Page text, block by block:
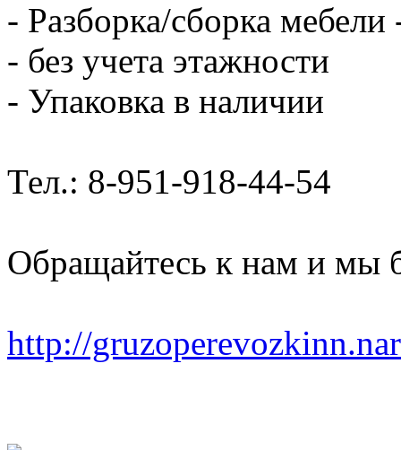
- Разборка/сборка мебели
- без учета этажности
- Упаковка в наличии
Тел.: 8-951-918-44-54
Обращайтесь к нам и мы
http://